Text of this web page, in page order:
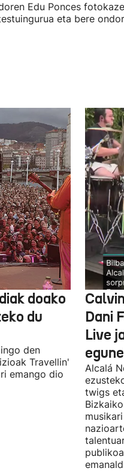
Edu Ponces
eta bere
doako
du
den
Travellin'
emango dio
Dani
Live
Alcalá
twigs